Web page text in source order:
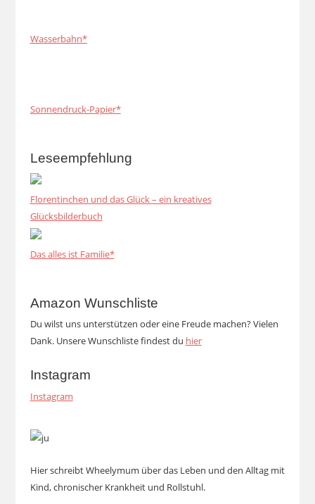
Wasserbahn*
Sonnendruck-Papier*
Leseempfehlung
Florentinchen und das Glück – ein kreatives
Glücksbilderbuch
Das alles ist Familie*
Amazon Wunschliste
Du wilst uns unterstützen oder eine Freude machen? Vielen
Dank. Unsere Wunschliste findest du hier
Instagram
Instagram
Hier schreibt Wheelymum über das Leben und den Alltag mit
Kind, chronischer Krankheit und Rollstuhl.